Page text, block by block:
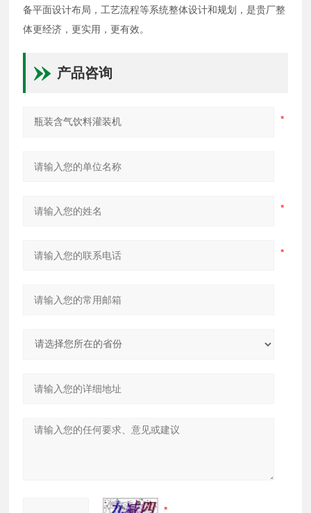
备平面设计布局，工艺流程等系统整体设计和规划，是贵厂整
体更经济，更实用，更有效。
产品咨询